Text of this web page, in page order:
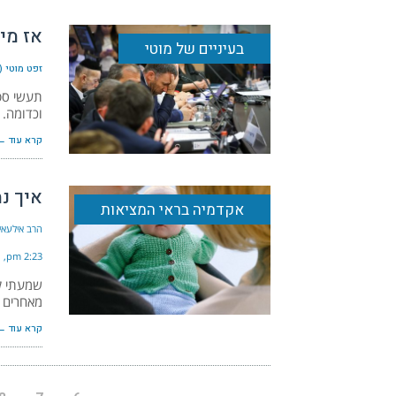
בעיניים של מוטי אז
זפט
תעשי
קרא עוד
אקדמיה בראי המציאות איך
הרב
2:23 pm
שמעתי
מאחרים
קרא עוד